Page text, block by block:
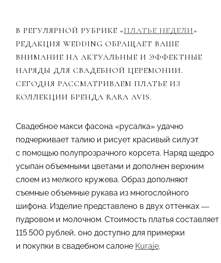
В РЕГУЛЯРНОЙ РУБРИКЕ «ПЛАТЬЕ НЕДЕЛИ»
РЕДАКЦИЯ WEDDING ОБРАЩАЕТ ВАШЕ
ВНИМАНИЕ НА АКТУАЛЬНЫЕ И ЭФФЕКТНЫЕ
НАРЯДЫ ДЛЯ СВАДЕБНОЙ ЦЕРЕМОНИИ.
СЕГОДНЯ РАССМАТРИВАЕМ ПЛАТЬЕ ИЗ
КОЛЛЕКЦИИ БРЕНДА RARA AVIS.
Свадебное макси фасона «русалка» удачно
подчеркивает талию и рисует красивый силуэт
с помощью полупрозрачного корсета. Наряд щедро
усыпан объемными цветами и дополнен верхним
слоем из мелкого кружева. Образ дополняют
съемные объемные рукава из многослойного
шифона. Изделие представлено в двух оттенках —
пудровом и молочном. Стоимость платья составляет
115 500 рублей, оно доступно для примерки
и покупки в свадебном салоне Kuraje.